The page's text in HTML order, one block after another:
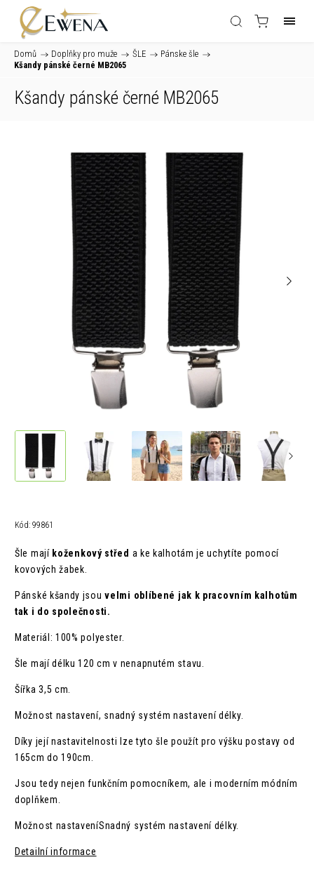
Domů / Doplňky pro muže / ŠLE / Pánske šle /
Kšandy pánské černé MB2065
Kšandy pánské černé MB2065
Kód: 99861
Šle mají koženkový střed a ke kalhotám je uchytíte pomocí
kovových žabek.
Pánské kšandy jsouvelmi oblíbené jak k pracovním kalhotům
tak i do společnosti.
Materiál: 100% polyester.
Šle mají délku 120 cm v nenapnutém stavu.
Šířka 3,5 cm.
Možnost nastavení, snadný systém nastavení délky.
Díky její nastavitelnosti lze tyto šle použít pro výšku postavy od
165cm do 190cm.
Jsou tedy nejen funkčním pomocníkem, ale i moderním módním
doplňkem.
Možnost nastaveníSnadný systém nastavení délky.
Detailní informace